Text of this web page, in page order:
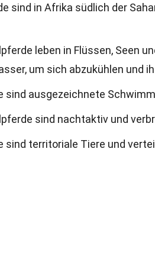
sind in Afrika südlich der
leben in Flüssen, Seen
um sich abzukühlen und
sind ausgezeichnete
sind nachtaktiv und
sind territoriale Tiere und